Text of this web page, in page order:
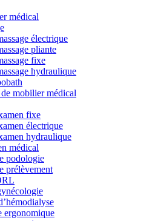
médical
électrique
pliante
fixe
hydraulique
mobilier médical
fixe
électrique
hydraulique
médical
podologie
prélèvement
ergonomique